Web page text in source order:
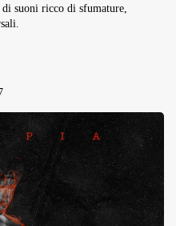
suoni ricco di sfumature,